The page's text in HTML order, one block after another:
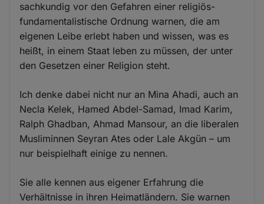
sachkundig vor den Gefahren einer religiös-
fundamentalistische Ordnung warnen, die am
eigenen Leibe erlebt haben und wissen, was es
heißt, in einem Staat leben zu müssen, der unter
den Gesetzen einer Religion steht.
Ich denke dabei nicht nur an Mina Ahadi, auch an
Necla Kelek, Hamed Abdel-Samad, Imad Karim,
Ralph Ghadban, Ahmad Mansour, an die liberalen
Musliminnen Seyran Ates oder Lale Akgün – um
nur beispielhaft einige zu nennen.
Sie alle kennen aus eigener Erfahrung die
Verhältnisse in ihren Heimatländern. Sie warnen